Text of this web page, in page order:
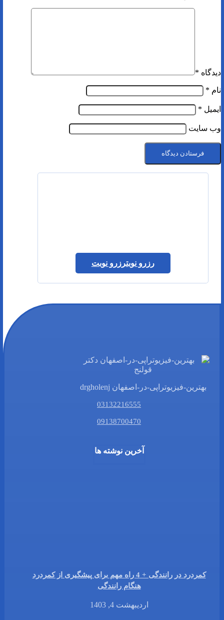
دیدگاه *
نام *
ایمیل *
وب‌ سایت
رزرو نوبترزرو نوبت
بهترین-فیزیوتراپی-در-اصفهان drgholenj
03132216555
09138700470
آخرین نوشته ها
کمردرد در رانندگی + 4 راه مهم برای پیشگیری از کمردرد
هنگام رانندگی
اردیبهشت 4, 1403